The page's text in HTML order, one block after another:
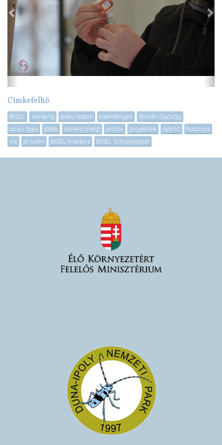
Címkefelhő
BISEL verseny jeles napok események
Borián György
az év fajai
játék Ismerd meg! archív projektek ajánló
hasznos
víz
jó tudni BISEL kisokos BISEL fotópályázat